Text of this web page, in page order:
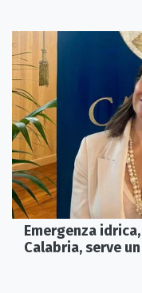
Emergenza
Calabria, serve